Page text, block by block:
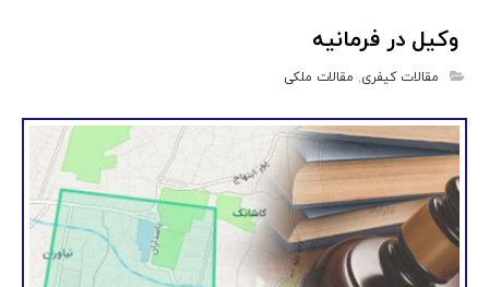
وکیل در فرمانیه
مقالات کیفری, مقالات ملکی